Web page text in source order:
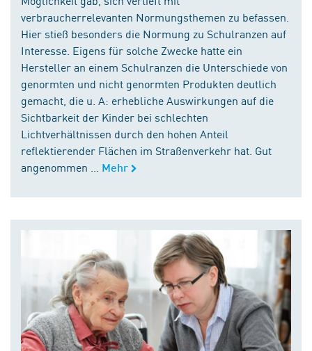
verbraucherrelevanten Normungsthemen zu befassen.
Hier stieß besonders die Normung zu Schulranzen auf
Interesse. Eigens für solche Zwecke hatte ein
Hersteller an einem Schulranzen die Unterschiede von
genormten und nicht genormten Produkten deutlich
gemacht, die u. A: erhebliche Auswirkungen auf die
Sichtbarkeit der Kinder bei schlechten
Lichtverhältnissen durch den hohen Anteil
reflektierender Flächen im Straßenverkehr hat. Gut
angenommen ...
Mehr